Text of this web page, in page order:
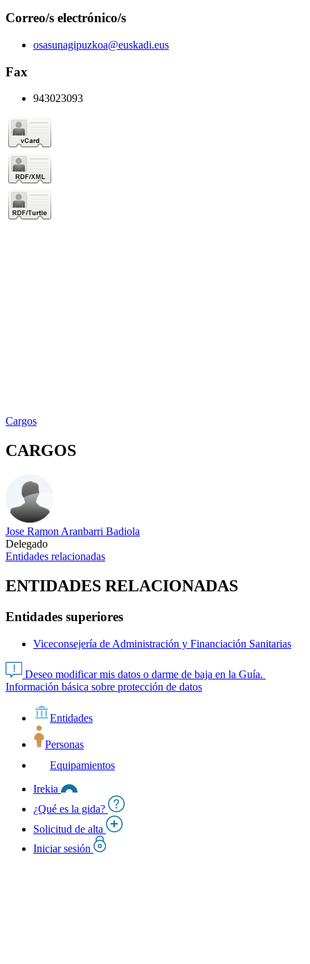
Correo/s electrónico/s
osasunagipuzkoa@euskadi.eus
Fax
943023093
Cargos
CARGOS
Jose Ramon Aranbarri Badiola
Delegado
Entidades relacionadas
ENTIDADES RELACIONADAS
Entidades superiores
Viceconsejería de Administración y Financiación Sanitarias
Deseo modificar mis datos o darme de baja en la Guía.
Información básica sobre protección de datos
Entidades
Personas
Equipamientos
Irekia
¿Qué es la gida?
Solicitud de alta
Iniciar sesión